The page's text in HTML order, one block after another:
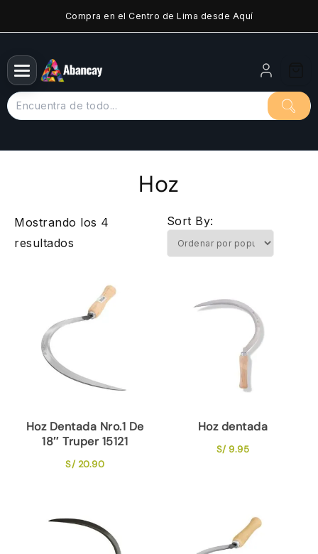
Compra en el Centro de Lima desde Aquí
Hoz
Mostrando los 4
resultados
popularidad
Sort By:
Hoz Dentada Nro.1 De
18″ Truper 15121
S/20.90
Hoz dentada
S/9.95